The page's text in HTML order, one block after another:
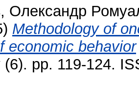
Олександр
Methodology of
economic behavior
pp. 119-124.